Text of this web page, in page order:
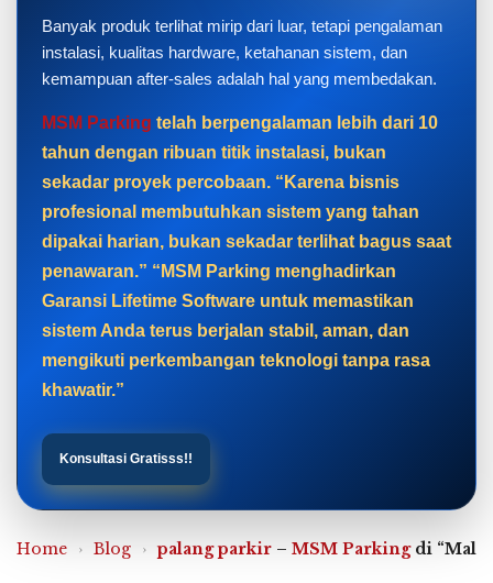
Banyak produk terlihat mirip dari luar, tetapi pengalaman
instalasi, kualitas hardware, ketahanan sistem, dan
kemampuan after-sales adalah hal yang membedakan.
MSM Parking telah berpengalaman lebih dari 10
tahun dengan ribuan titik instalasi, bukan
sekadar proyek percobaan. “Karena bisnis
profesional membutuhkan sistem yang tahan
dipakai harian, bukan sekadar terlihat bagus saat
penawaran.” “MSM Parking menghadirkan
Garansi Lifetime Software untuk memastikan
sistem Anda terus berjalan stabil, aman, dan
mengikuti perkembangan teknologi tanpa rasa
khawatir.”
Konsultasi Gratisss!!
Home › Blog › palang parkir – MSM Parkingdi